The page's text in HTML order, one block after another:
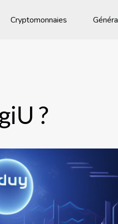
Cryptomonnaies
?